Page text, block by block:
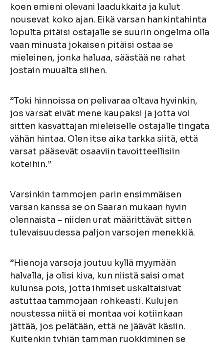
koen emieni olevani laadukkaita ja kulut
nousevat koko ajan. Eikä varsan hankintahinta
lopulta pitäisi ostajalle se suurin ongelma olla
vaan minusta jokaisen pitäisi ostaa se
mieleinen, jonka haluaa, säästää ne rahat
jostain muualta siihen.
”Toki hinnoissa on pelivaraa oltava hyvinkin,
jos varsat eivät mene kaupaksi ja jotta voi
sitten kasvattajan mieleiselle ostajalle tingata
vähän hintaa. Olen itse aika tarkka siitä, että
varsat pääsevät osaaviin tavoitteellisiin
koteihin.”
Varsinkin tammojen parin ensimmäisen
varsan kanssa se on Saaran mukaan hyvin
olennaista – niiden urat määrittävät sitten
tulevaisuudessa paljon varsojen menekkiä.
”Hienoja varsoja joutuu kyllä myymään
halvalla, ja olisi kiva, kun niistä saisi omat
kulunsa pois, jotta ihmiset uskaltaisivat
astuttaa tammojaan rohkeasti. Kulujen
noustessa niitä ei montaa voi kotiinkaan
jättää, jos pelätään, että ne jäävät käsiin.
Kuitenkin tyhjän tamman ruokkiminen se